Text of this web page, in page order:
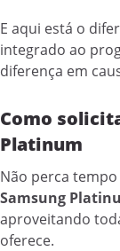
E aqui está o
integrado ao
diferença em
Como
Platinum
Não perca tempo
Samsung
aproveitando
oferece.